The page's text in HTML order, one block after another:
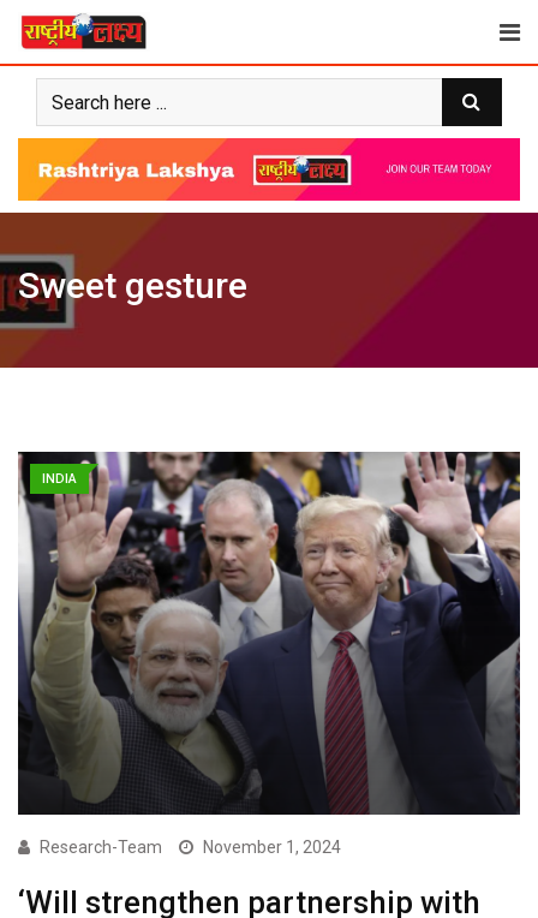
Skip
content
Sweet gesture
INDIA
Research-Team November 1, 2024
‘Will strengthen partnership with